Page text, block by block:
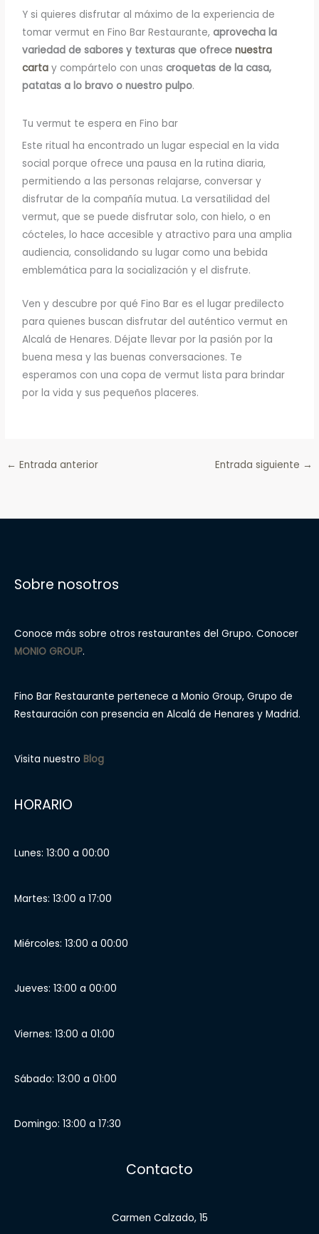
Y si quieres disfrutar al máximo de la experiencia de
tomar vermut en Fino Bar Restaurante,aprovecha la
variedad de sabores y texturas que ofrecenuestra
carta y compártelo con unascroquetas de la casa,
patatas a lo bravo o nuestro pulpo.
Tu vermut te espera en Fino bar
Este ritual ha encontrado un lugar especial en la vida
social porque ofrece una pausa en la rutina diaria,
permitiendo a las personas relajarse, conversar y
disfrutar de la compañía mutua. La versatilidad del
vermut, que se puede disfrutar solo, con hielo, o en
cócteles, lo hace accesible y atractivo para una amplia
audiencia, consolidando su lugar como una bebida
emblemática para la socialización y el disfrute.
Ven y descubre por qué Fino Bar es el lugar predilecto
para quienes buscan disfrutar del auténtico vermut en
Alcalá de Henares. Déjate llevar por la pasión por la
buena mesa y las buenas conversaciones. Te
esperamos con una copa de vermut lista para brindar
por la vida y sus pequeños placeres.
← Entrada anterior Entrada siguiente →
Sobre nosotros
Conoce más sobre otros restaurantes del Grupo. Conocer
MONIO GROUP.
Fino Bar Restaurante pertenece a Monio Group, Grupo de
Restauración con presencia en Alcalá de Henares y Madrid.
Visita nuestro Blog
HORARIO
Lunes: 13:00 a 00:00
Martes: 13:00 a 17:00
Miércoles: 13:00 a 00:00
Jueves: 13:00 a 00:00
Viernes: 13:00 a 01:00
Sábado: 13:00 a 01:00
Domingo: 13:00 a 17:30
Contacto
Carmen Calzado, 15